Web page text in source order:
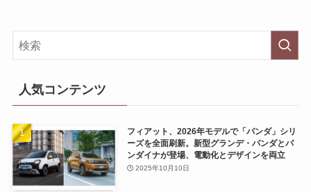
人気コンテンツ
フィアット、2026年モデルで「パンダ」シリ
ーズを全面刷新。新型グランデ・パンダとパ
ンダイナが登場、電動化とデザインを両立
2025年10月10日